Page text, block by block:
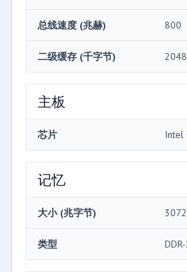
总线速度 (兆赫) 800
二级缓存 (千字节) 2048
主板
芯片 Intel
记忆
大小 (兆字节) 3072
类型